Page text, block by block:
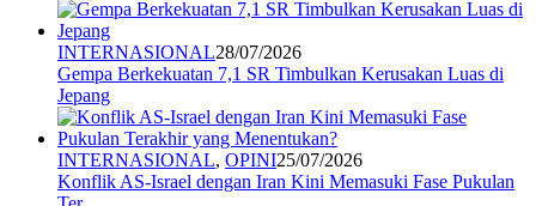
INTERNASIONAL28/07/2026
Gempa Berkekuatan 7,1 SR Timbulkan Kerusakan Luas di
Jepang
INTERNASIONAL, OPINI25/07/2026
Konflik AS-Israel dengan Iran Kini Memasuki Fase Pukulan